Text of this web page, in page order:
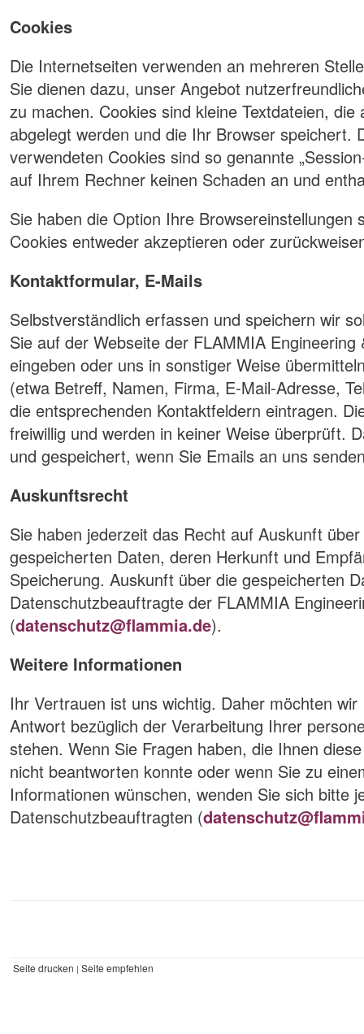
Cookies
Die Internetseiten verwenden an mehreren
Sie dienen dazu, unser Angebot
zu machen. Cookies sind kleine Textdateien,
abgelegt werden und die Ihr Browser speichert.
verwendeten Cookies sind so genannte
auf Ihrem Rechner keinen Schaden an und
Sie haben die Option Ihre Browsereinstellungen
Cookies entweder akzeptieren oder
Kontaktformular, E-Mails
Selbstverständlich erfassen und speichern wir
Sie auf der Webseite der FLAMMIA Engineering
eingeben oder uns in sonstiger Weise
(etwa Betreff, Namen, Firma, E-Mail-Adresse,
die entsprechenden Kontaktfeldern eintragen.
freiwillig und werden in keiner Weise überprüft.
und gespeichert, wenn Sie Emails an uns
Auskunftsrecht
Sie haben jederzeit das Recht auf Auskunft
gespeicherten Daten, deren Herkunft und
Speicherung. Auskunft über die gespeicherten
Datenschutzbeauftragte der FLAMMIA
(datenschutz@flammia.de).
Weitere Informationen
Ihr Vertrauen ist uns wichtig. Daher möchten
Antwort bezüglich der Verarbeitung Ihrer
stehen. Wenn Sie Fragen haben, die Ihnen
nicht beantworten konnte oder wenn Sie zu
Informationen wünschen, wenden Sie sich bitte
Datenschutzbeauftragten (
Seite drucken | Seite empfehlen